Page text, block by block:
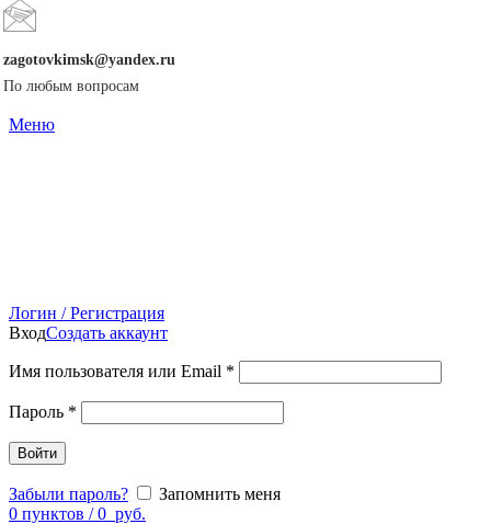
zagotovkimsk@yandex.ru
По любым вопросам
Меню
Логин / Регистрация
ВходСоздать аккаунт
Имя пользователя или Email *
Пароль *
Войти
Забыли пароль?
Запомнить меня
0 пунктов / 0 руб.